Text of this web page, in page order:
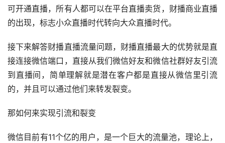
可开通直播，所有人都可以在平台直播卖货，财播商业直播
的出现，标志小众直播时代转向大众直播时代。
接下来解答财播直播流量问题，财播直播最大的优势就是直
接连接微信端口，直接从我们微信好友和微信社群好友引流
到直播间，简单理解就是潜在客户都是直接从微信里引流
的，并且可以通过他们来转发裂变。
那如何来实现引流和裂变
微信目前有11个亿的用户，是一个巨大的流量池，理论上，